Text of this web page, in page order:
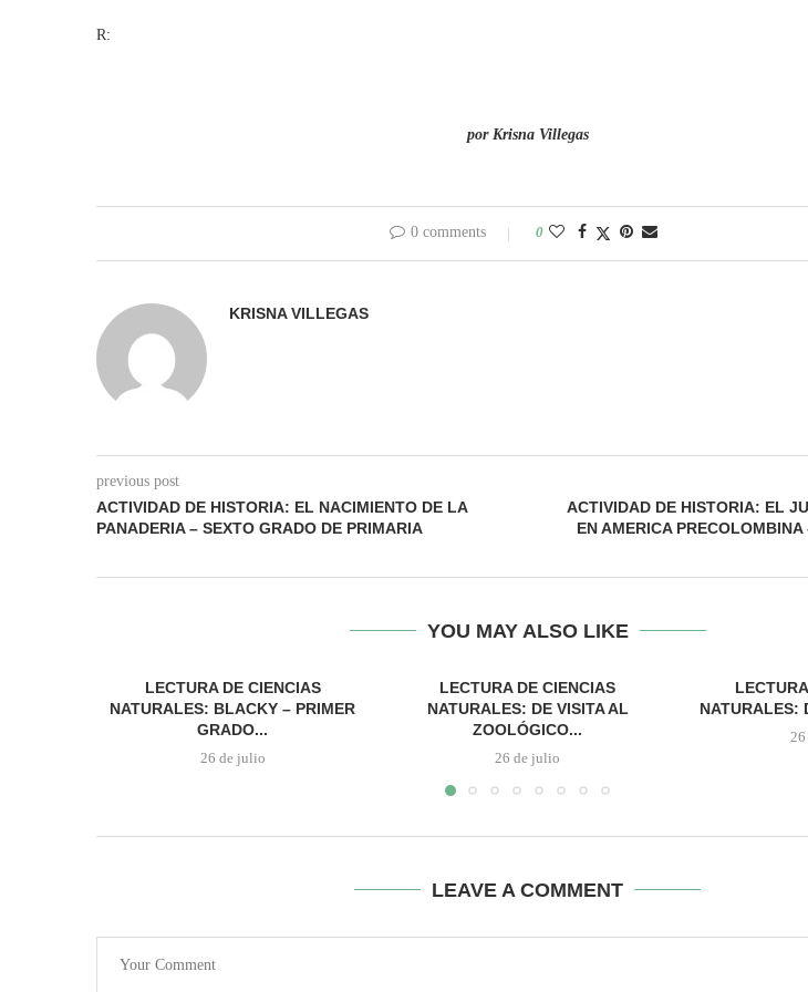
R:
por Krisna Villegas
0 comments 0
KRISNA VILLEGAS
previous post
ACTIVIDAD DE HISTORIA: EL NACIMIENTO DE LA
PANADERIA – SEXTO GRADO DE PRIMARIA
ACTIVIDAD DE HISTORIA: EL
EN AMERICA
YOU MAY ALSO LIKE
LECTURA DE CIENCIAS
NATURALES: BLACKY – PRIMER
GRADO...
26 de julio
LECTURA DE CIENCIAS
NATURALES: DE VISITA AL
ZOOLÓGICO...
26 de julio
NATURALES:
LEAVE A COMMENT